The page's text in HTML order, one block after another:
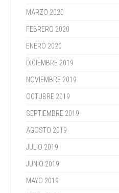
MARZO 2020
FEBRERO 2020
ENERO 2020
DICIEMBRE 2019
NOVIEMBRE 2019
OCTUBRE 2019
SEPTIEMBRE 2019
AGOSTO 2019
JULIO 2019
JUNIO 2019
MAYO 2019